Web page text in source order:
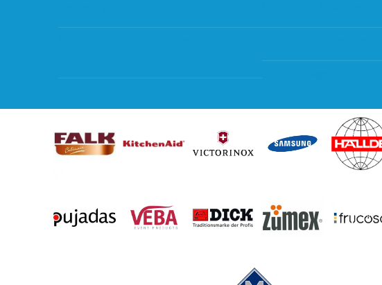
Subsidie regeling EIA